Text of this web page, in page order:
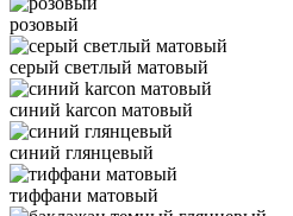
розовый
серый светлый матовый
синий karcon матовый
синий глянцевый
тиффани матовый